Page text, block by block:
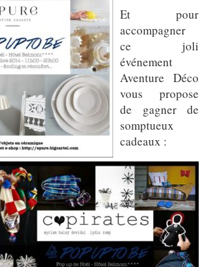
Et pour
accompagner
ce joli
événement
Aventure Déco
vous propose
de gagner de
somptueux
cadeaux :